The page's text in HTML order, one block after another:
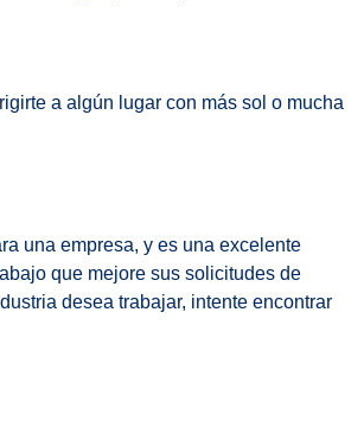
a algún lugar con más sol o mucha
una empresa, y es una excelente
que mejore sus solicitudes de
desea trabajar, intente encontrar